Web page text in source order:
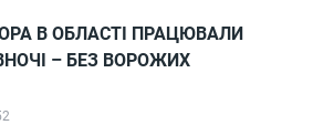
В ОБЛАСТІ ПРАЦЮВАЛИ
– БЕЗ ВОРОЖИХ